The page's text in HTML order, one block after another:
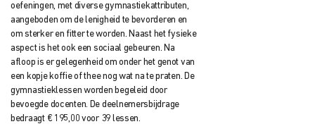
oefeningen, met diverse gymnastiekattributen,
aangeboden om de lenigheid te bevorderen en
om sterker en fitter te worden. Naast het fysieke
aspect is het ook een sociaal gebeuren. Na
afloop is er gelegenheid om onder het genot van
een kopje koffie of thee nog wat na te praten. De
gymnastieklessen worden begeleid door
bevoegde docenten. De deelnemersbijdrage
bedraagt € 195,00 voor 39 lessen.